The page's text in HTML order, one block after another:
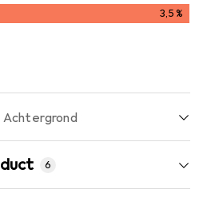
3,5%
Achtergrond
6